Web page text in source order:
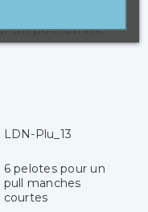
4 pelotes pour un
un pull femme
LDN-Plu_13
6 pelotes pour un
pull manches
courtes